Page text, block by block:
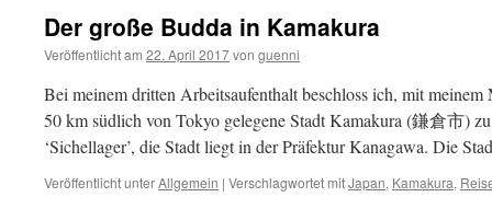
Der große Budda in Kamakura
Veröffentlicht am 22. April 2017von guenni
Bei meinem dritten Arbeitsaufenthalt beschloss ich, mit
50 km südlich von Tokyo gelegene Stadt Kamakura (鎌倉市)
‘Sichellager’, die Stadt liegt in der Präfektur Kanagawa. Die
Veröffentlicht unterAllgemein | Verschlagwortet mitJapan, Kamakura,